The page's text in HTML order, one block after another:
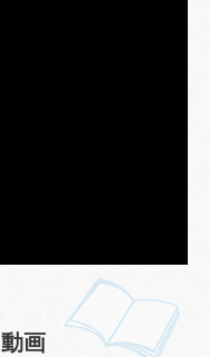
画